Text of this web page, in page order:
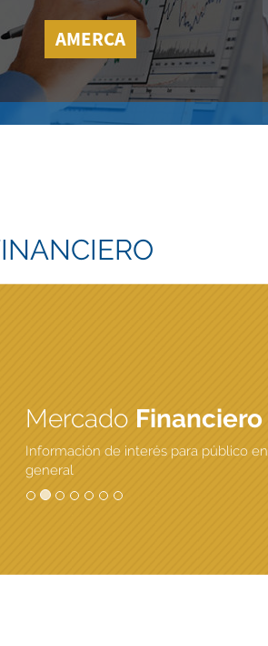
AMERCA
Mercado Financiero
Información de interés para público en
general